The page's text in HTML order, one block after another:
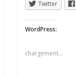
Twitter
WordPress:
chargement…